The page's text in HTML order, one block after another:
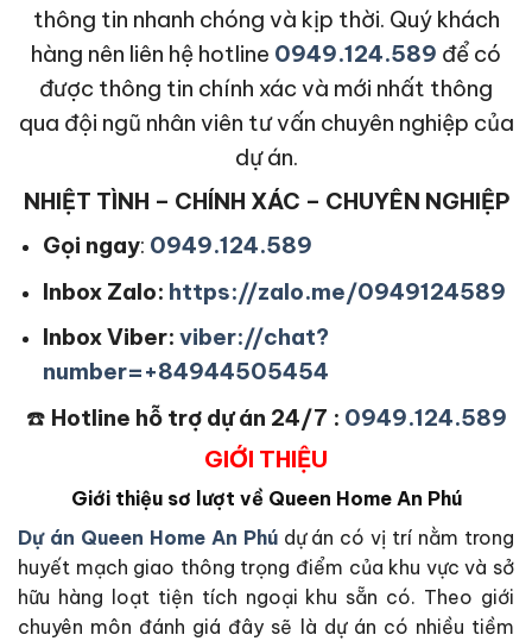
thông tin nhanh chóng và kịp thời. Quý khách
hàng nên liên hệ hotline 0949.124.589 để có
được thông tin chính xác và mới nhất thông
qua đội ngũ nhân viên tư vấn chuyên nghiệp của
dự án.
NHIỆT TÌNH – CHÍNH XÁC – CHUYÊN NGHIỆP
Gọi ngay: 0949.124.589
Inbox Zalo: https://zalo.me/0949124589
Inbox Viber: viber://chat?
number=+84944505454
☎️ Hotline hỗ trợ dự án 24/7 : 0949.124.589
GIỚI THIỆU
Giới thiệu sơ lượt về Queen Home An Phú
Dự án Queen Home An Phúdự án có vị trí nằm trong
huyết mạch giao thông trọng điểm của khu vực và sở
hữu hàng loạt tiện tích ngoại khu sẵn có. Theo giới
chuyên môn đánh giá đây sẽ là dự án có nhiều tiềm